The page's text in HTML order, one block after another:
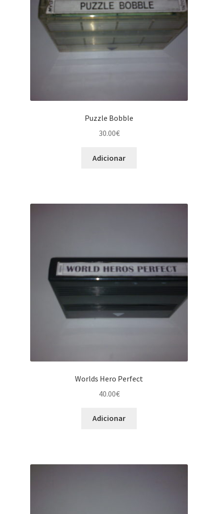
Puzzle Bobble
30.00€
Adicionar
Worlds Hero Perfect
40.00€
Adicionar